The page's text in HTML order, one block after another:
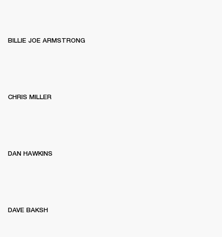
BILLIE JOE ARMSTRONG
CHRIS MILLER
DAN HAWKINS
DAVE BAKSH